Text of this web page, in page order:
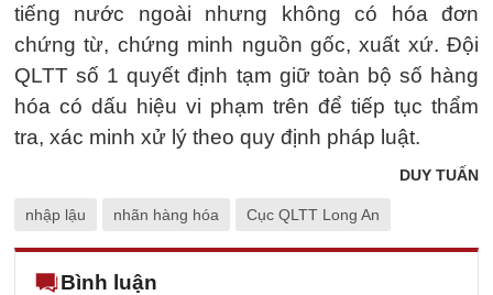
tiếng nước ngoài nhưng không có hóa đơn
chứng từ, chứng minh nguồn gốc, xuất xứ. Đội
QLTT số 1 quyết định tạm giữ toàn bộ số hàng
hóa có dấu hiệu vi phạm trên để tiếp tục thẩm
tra, xác minh xử lý theo quy định pháp luật.
DUY TUẤN
nhập lậu nhãn hàng hóa Cục QLTT Long An
Bình luận